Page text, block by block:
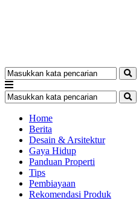
Home
Berita
Desain & Arsitektur
Gaya Hidup
Panduan Properti
Tips
Pembiayaan
Rekomendasi Produk